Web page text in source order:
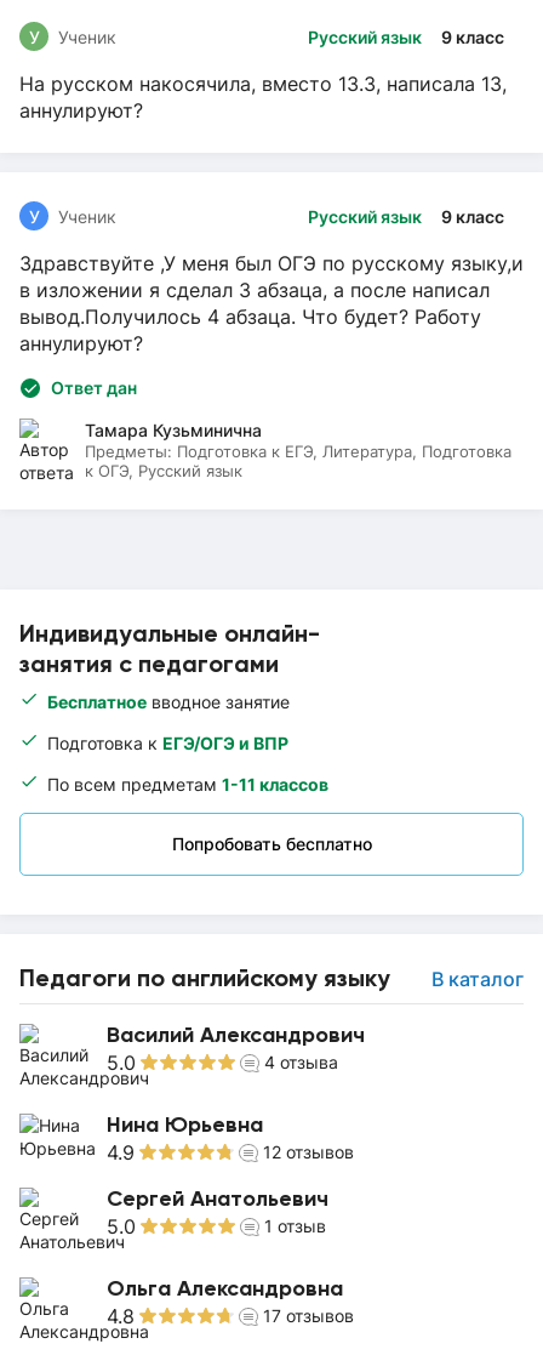
Индивидуальные онлайн-
занятия с педагогами
Бесплатное вводное занятие
Подготовка к ЕГЭ/ОГЭ и ВПР
По всем предметам 1-11 классов
Попробовать бесплатно
Педагоги по английскому языку В каталог
Василий Александрович
5.0 4 отзыва
Нина Юрьевна
4.9 12 отзывов
Сергей Анатольевич
5.0 1 отзыв
Ольга Александровна
4.8 17 отзывов
Русский язык 9 класс
У Ученик
На русском накосячила, вместо 13.3, написала 13,
аннулируют?
Русский язык 9 класс
У Ученик
Здравствуйте ,У меня был ОГЭ по русскому языку,и
в изложении я сделал 3 абзаца, а после написал
вывод.Получилось 4 абзаца. Что будет? Работу
аннулируют?
Ответ дан
Тамара Кузьминична
Предметы: Подготовка к ЕГЭ, Литература, Подготовка
к ОГЭ, Русский язык